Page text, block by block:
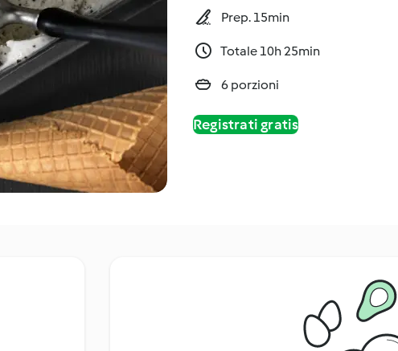
Prep. 15min
Totale 10h 25min
6 porzioni
Registrati gratis